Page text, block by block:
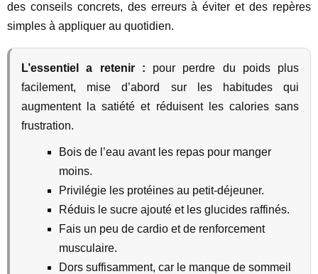
des conseils concrets, des erreurs à éviter et des repères
simples à appliquer au quotidien.
L’essentiel a retenir : pour perdre du poids plus
facilement, mise d’abord sur les habitudes qui
augmentent la satiété et réduisent les calories sans
frustration.
Bois de l’eau avant les repas pour manger
moins.
Privilégie les protéines au petit-déjeuner.
Réduis le sucre ajouté et les glucides raffinés.
Fais un peu de cardio et de renforcement
musculaire.
Dors suffisamment, car le manque de sommeil